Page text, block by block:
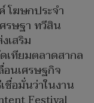
โฆษกประจำ
รษฐา ทวีสิน
เสริม
เทียมตลาดสากล
นเศรษฐกิจ
ชื่อมั่นว่าในงาน